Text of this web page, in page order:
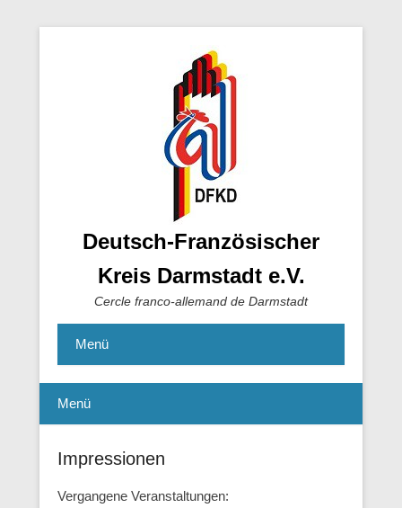
Deutsch-Französischer
Kreis Darmstadt e.V.
Cercle franco-allemand de Darmstadt
Menü
Menü
Impressionen
Vergangene Veranstaltungen: